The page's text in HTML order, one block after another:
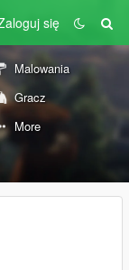
się
Malowania
Gracz
More